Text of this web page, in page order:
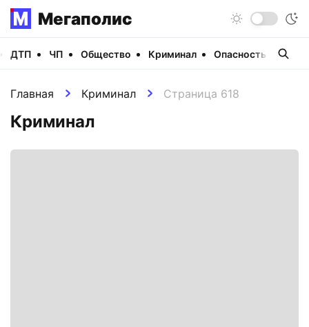
Мегаполис
ДТП ЧП Общество Криминал Опасность
Главная Криминал Страница 618
Криминал